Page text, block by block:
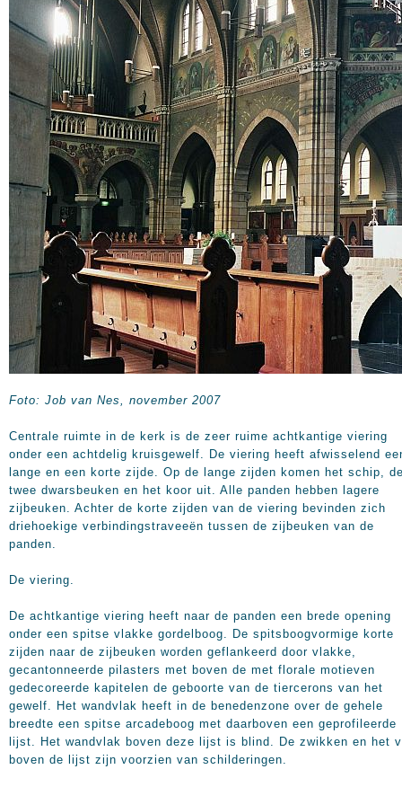
Foto: Job van Nes, november 2007
Centrale ruimte in de kerk is de zeer ruime achtkantige viering
onder een achtdelig kruisgewelf. De viering heeft afwisselend
lange en een korte zijde. Op de lange zijden komen het schip,
twee dwarsbeuken en het koor uit. Alle panden hebben lagere
zijbeuken. Achter de korte zijden van de viering bevinden zich
driehoekige verbindingstraveeën tussen de zijbeuken van de
panden.
De viering.
De achtkantige viering heeft naar de panden een brede opening
onder een spitse vlakke gordelboog. De spitsboogvormige korte
zijden naar de zijbeuken worden geflankeerd door vlakke,
gecantonneerde pilasters met boven de met florale motieven
gedecoreerde kapitelen de geboorte van de tiercerons van het
gewelf. Het wandvlak heeft in de benedenzone over de gehele
breedte een spitse arcadeboog met daarboven een geprofileerde
lijst. Het wandvlak boven deze lijst is blind. De zwikken en het
boven de lijst zijn voorzien van schilderingen.